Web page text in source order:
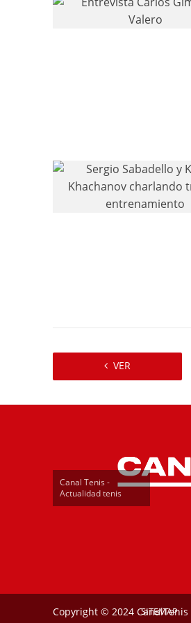
VER
Canal Tenis -
Actualidad tenis
Copyright © 2024 CanalTenis
SITEMAP